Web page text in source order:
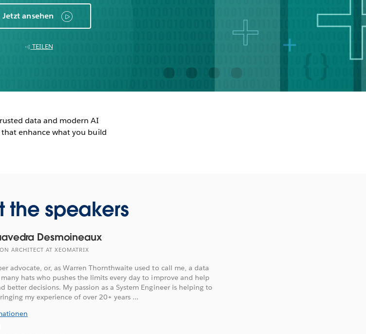
Jetzt ansehen
TEILEN
data and modern AI
that enhance what you build
the speakers
Desmoineaux
ARCHITECT AT XEOMATRIX
advocate, or, as Warren Thornthwaite used to call me, a data
hats who pushes the limits every day to improve and help
better decisions. My passion as a System Engineer is helping to
my experience of over 20+ years ...